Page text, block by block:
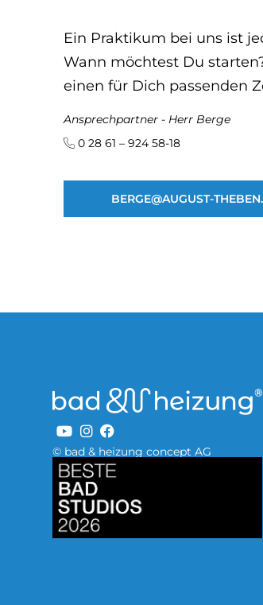
Ein Praktikum bei uns ist
Wann möchtest Du
einen für Dich passenden
Ansprechpartner - Herr Berge
0 28 61 – 924 58-18
BERGE@AUGUST-
© bad & heizung concept AG
Bild